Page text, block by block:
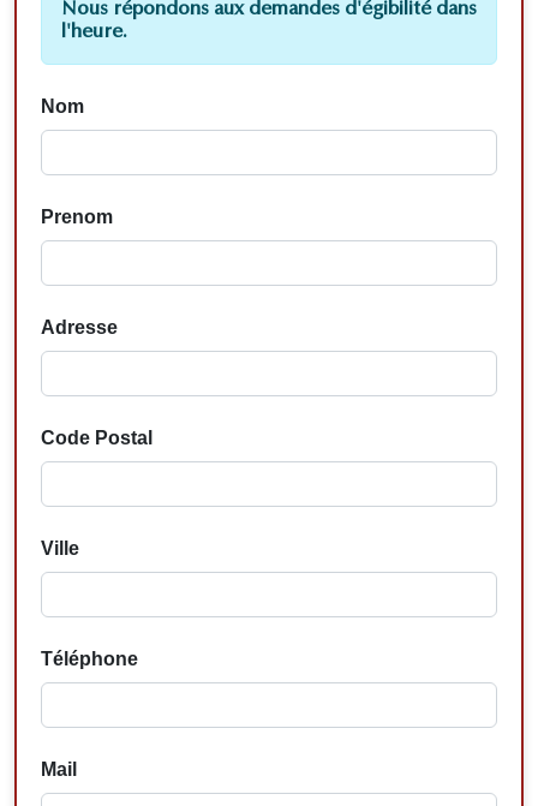
Nous répondons aux demandes d'égibilité dans
l'heure.
Nom
Prenom
Adresse
Code Postal
Ville
Téléphone
Mail